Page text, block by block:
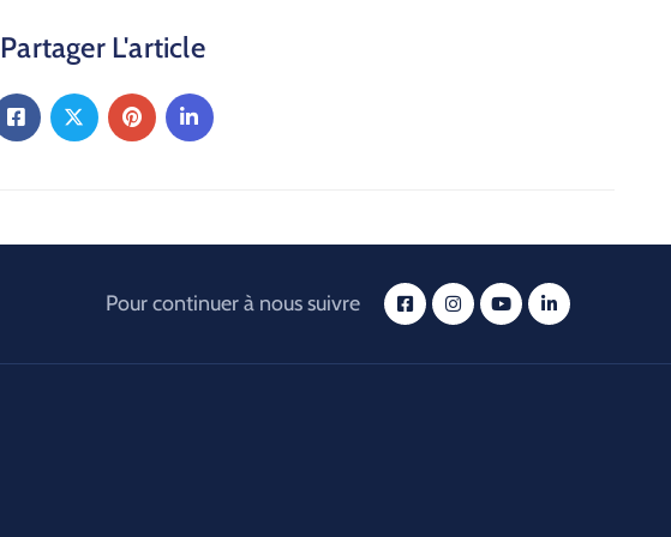
Partager L'article
Pour continuer à nous suivre